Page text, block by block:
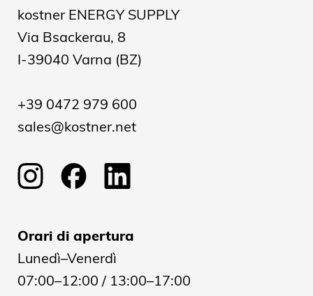
kostner ENERGY SUPPLY
Via Bsackerau, 8
I-39040 Varna (BZ)
+39 0472 979 600
sales@kostner.net
Orari di apertura
Lunedì–Venerdì
07:00–12:00 / 13:00–17:00